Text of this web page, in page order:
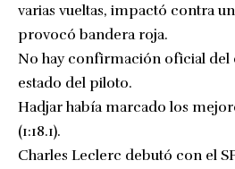
varias vueltas, impactó contra
provocó bandera roja.
No hay confirmación oficial del
estado del piloto.
Hadjar había marcado los
(1:18.1).
Charles Leclerc debutó con el